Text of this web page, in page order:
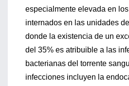
especialmente elevada en
internados en las unidades
donde la existencia de un
del 35% es atribuible a las
bacterianas del torrente
infecciones incluyen la